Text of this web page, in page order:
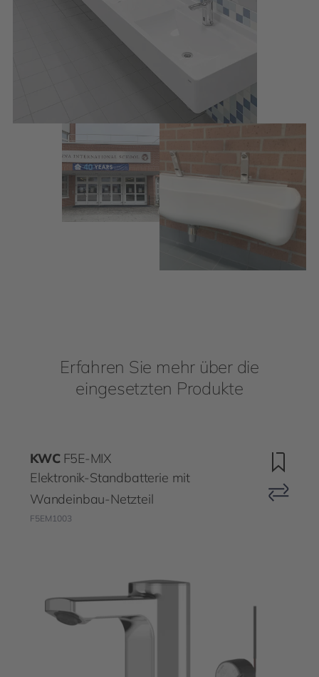
Erfahren Sie mehr über die
eingesetzten Produkte
KWC F5E-MIX
Elektronik-Standbatterie mit
Wandeinbau-Netzteil
F5EM1003